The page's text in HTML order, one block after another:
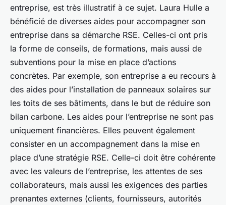
entreprise, est très illustratif à ce sujet. Laura Hulle a
bénéficié de diverses aides pour accompagner son
entreprise dans sa démarche RSE. Celles-ci ont pris
la forme de conseils, de formations, mais aussi de
subventions pour la mise en place d’actions
concrètes. Par exemple, son entreprise a eu recours à
des aides pour l’installation de panneaux solaires sur
les toits de ses bâtiments, dans le but de réduire son
bilan carbone. Les aides pour l’entreprise ne sont pas
uniquement financières. Elles peuvent également
consister en un accompagnement dans la mise en
place d’une stratégie RSE. Celle-ci doit être cohérente
avec les valeurs de l’entreprise, les attentes de ses
collaborateurs, mais aussi les exigences des parties
prenantes externes (clients, fournisseurs, autorités